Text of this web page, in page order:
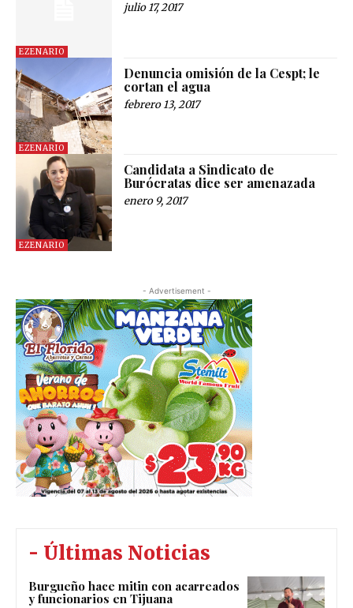
EZENARIO
julio 17, 2017
EZENARIO
Denuncia omisión de la Cespt; le
cortan el agua
febrero 13, 2017
EZENARIO
Candidata a Sindicato de
Burócratas dice ser amenazada
enero 9, 2017
- Advertisement -
- Últimas Noticias
Burgueño hace mitin con acarreados
y funcionarios en Tijuana